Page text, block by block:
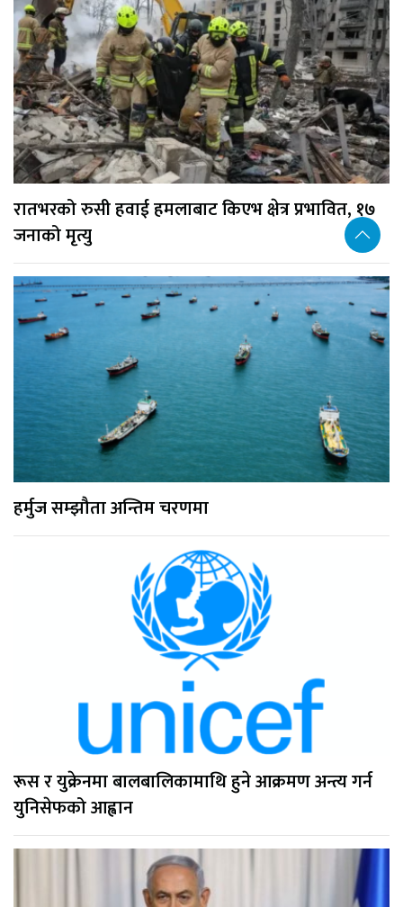
रातभरको रुसी हवाई हमलाबाट किएभ क्षेत्र प्रभावित, १७
जनाको मृत्यु
हर्मुज सम्झौता अन्तिम चरणमा
रूस र युक्रेनमा बालबालिकामाथि हुने आक्रमण अन्त्य गर्न
युनिसेफको आह्वान